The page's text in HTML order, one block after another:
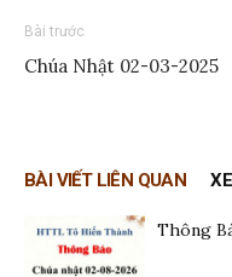
Bài trước
Chúa Nhật 02-03-2025
BÀI VIẾT LIÊN QUAN
Thông